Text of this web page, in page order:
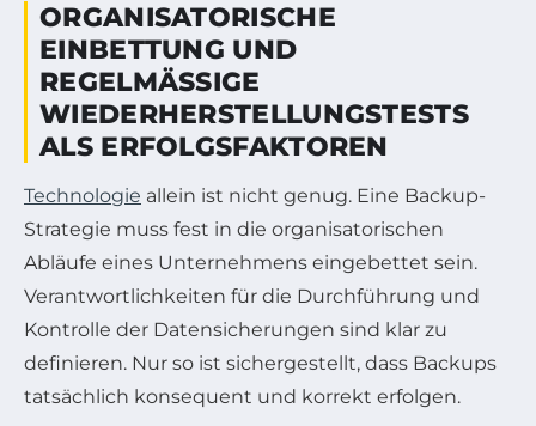
ORGANISATORISCHE
EINBETTUNG UND
REGELMÄSSIGE W
IEDERHERSTELLUNGSTESTS A
LS ERFOLGSFAKTOREN
Technologie allein ist nicht genug. Eine Backup-
Strategie muss fest in die organisatorischen
Abläufe eines Unternehmens eingebettet sein.
Verantwortlichkeiten für die Durchführung und
Kontrolle der Datensicherungen sind klar zu
definieren. Nur so ist sichergestellt, dass Backups
tatsächlich konsequent und korrekt erfolgen.